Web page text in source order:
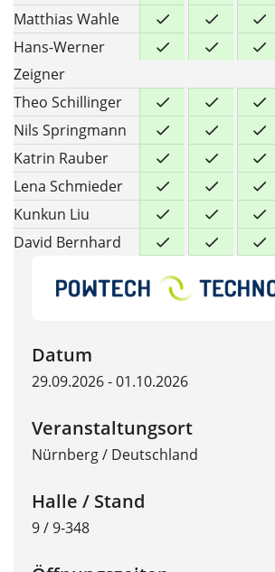
Matthias Wahle
Hans-Werner
Zeigner
Theo Schillinger
Nils Springmann
Katrin Rauber
Lena Schmieder
Kunkun Liu
David Bernhard
Datum
29.09.2026 - 01.10.2026
Veranstaltungsort
Nürnberg/ Deutschland
Halle / Stand
9 / 9-348